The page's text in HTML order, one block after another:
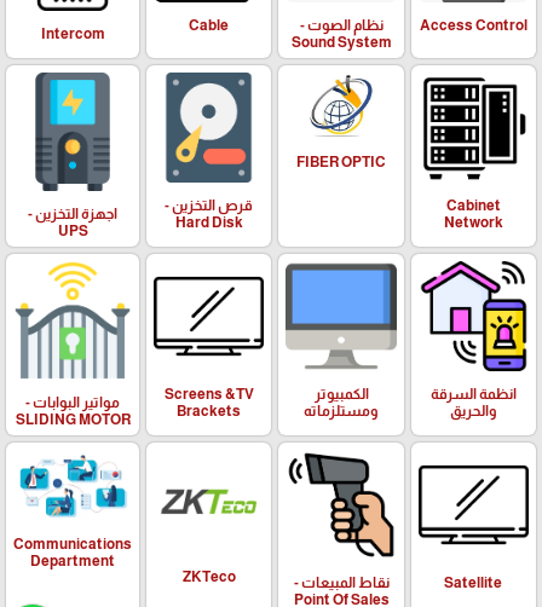
Access Control
نظام الصوت -
Sound System
Cable
Intercom
Cabinet
Network
FIBER OPTIC
قرص التخزين -
Hard Disk
اجهزة التخزين -
UPS
انظمة السرقة
والحريق
الكمبيوتر
ومستلزماته
Screens &TV
Brackets
مواتير البوابات -
SLIDING MOTOR
Satellite
نقاط المبيعات -
Point Of Sales
ZKTeco
Communications
Department